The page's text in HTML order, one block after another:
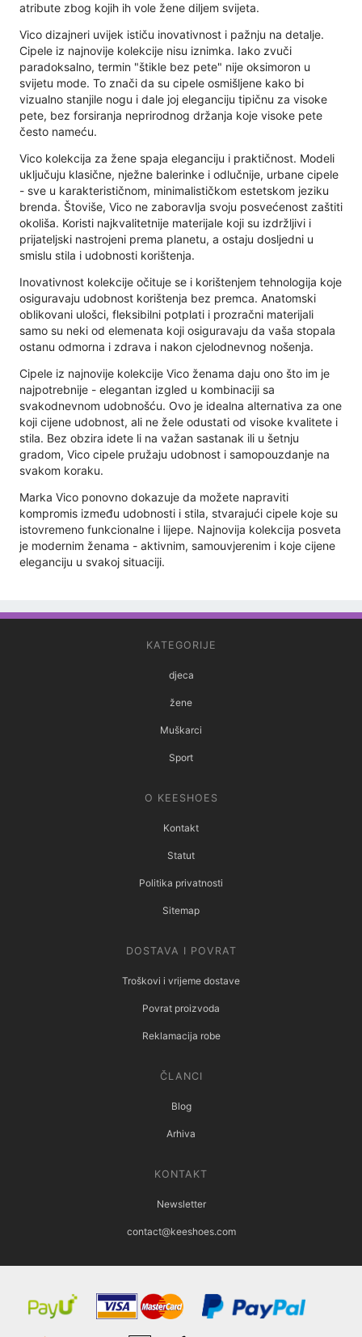
atribute zbog kojih ih vole žene diljem svijeta.
Vico dizajneri uvijek ističu inovativnost i pažnju na detalje.
Cipele iz najnovije kolekcije nisu iznimka. Iako zvuči
paradoksalno, termin "štikle bez pete" nije oksimoron u
svijetu mode. To znači da su cipele osmišljene kako bi
vizualno stanjile nogu i dale joj eleganciju tipičnu za visoke
pete, bez forsiranja neprirodnog držanja koje visoke pete
često nameću.
Vico kolekcija za žene spaja eleganciju i praktičnost. Modeli
uključuju klasične, nježne balerinke i odlučnije, urbane cipele
- sve u karakterističnom, minimalističkom estetskom jeziku
brenda. Štoviše, Vico ne zaboravlja svoju posvećenost zaštiti
okoliša. Koristi najkvalitetnije materijale koji su izdržljivi i
prijateljski nastrojeni prema planetu, a ostaju dosljedni u
smislu stila i udobnosti korištenja.
Inovativnost kolekcije očituje se i korištenjem tehnologija koje
osiguravaju udobnost korištenja bez premca. Anatomski
oblikovani ulošci, fleksibilni potplati i prozračni materijali
samo su neki od elemenata koji osiguravaju da vaša stopala
ostanu odmorna i zdrava i nakon cjelodnevnog nošenja.
Cipele iz najnovije kolekcije Vico ženama daju ono što im je
najpotrebnije - elegantan izgled u kombinaciji sa
svakodnevnom udobnošću. Ovo je idealna alternativa za one
koji cijene udobnost, ali ne žele odustati od visoke kvalitete i
stila. Bez obzira idete li na važan sastanak ili u šetnju
gradom, Vico cipele pružaju udobnost i samopouzdanje na
svakom koraku.
Marka Vico ponovno dokazuje da možete napraviti
kompromis između udobnosti i stila, stvarajući cipele koje su
istovremeno funkcionalne i lijepe. Najnovija kolekcija posveta
je modernim ženama - aktivnim, samouvjerenim i koje cijene
eleganciju u svakoj situaciji.
KATEGORIJE
djeca
žene
Muškarci
Sport
O KEESHOES
Kontakt
Statut
Politika privatnosti
Sitemap
DOSTAVA I POVRAT
Troškovi i vrijeme dostave
Povrat proizvoda
Reklamacija robe
ČLANCI
Blog
Arhiva
KONTAKT
Newsletter
contact@keeshoes.com